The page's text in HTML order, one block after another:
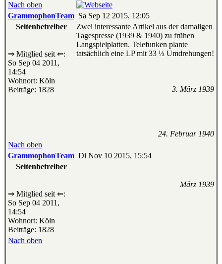
Nach oben
GrammophonTeam Sa Sep 12 2015, 12:05
Seitenbetreiber
⇒ Mitglied seit ⇐:
So Sep 04 2011,
14:54
Wohnort: Köln
Beiträge: 1828
Zwei interessante Artikel aus der damaligen
Tagespresse (1939 & 1940) zu frühen
Langspielplatten. Telefunken plante
tatsächlich eine LP mit 33 ⅓ Umdrehungen!
3. März 1939
24. Februar 1940
Nach oben
GrammophonTeam Di Nov 10 2015, 15:54
Seitenbetreiber
⇒ Mitglied seit ⇐:
So Sep 04 2011,
14:54
Wohnort: Köln
Beiträge: 1828
März 1939
Nach oben